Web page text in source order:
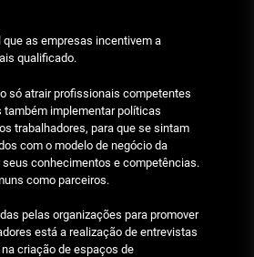
as empresas incentivem a
qualificado.
só atrair profissionais competentes
também implementar políticas
trabalhadores, para que se sintam
com o modelo de negócio da
conhecimentos e competências.
como parceiros.
pelas organizações para promover
está a realização de entrevistas
criação de espaços de